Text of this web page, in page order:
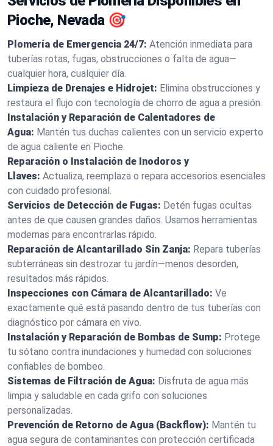
Pioche, Nevada 🎯
Plomería de Emergencia 24/7: Atención inmediata para
tuberías rotas, fugas, obstrucciones o falta de agua—
cualquier hora, cualquier día.
Limpieza de Drenajes e Hidrojet: Elimina obstrucciones y
restaura el flujo con tecnología de chorro de agua a presión.
Instalación y Reparación de Calentadores de
Agua: Mantén tus duchas calientes con un servicio experto
de agua caliente en Pioche.
Reparación o Instalación de Inodoros y
Llaves: Actualiza, reemplaza o repara accesorios esenciales
con cuidado profesional.
Servicios de Detección de Fugas: Detén fugas ocultas
antes de que causen grandes daños. Usamos herramientas
modernas para encontrarlas rápido.
Reparación de Alcantarillado Sin Zanja: Repara tuberías
subterráneas sin destrozar tu jardín—menos desorden,
resultados más rápidos.
Inspecciones con Cámara de Alcantarillado: Ve
exactamente qué está pasando dentro de tus tuberías con
diagnóstico por cámara en vivo.
Instalación y Reparación de Bombas de Sump: Protege
tu sótano contra inundaciones y humedad con soluciones
confiables de bombeo.
Sistemas de Filtración de Agua: Disfruta de agua más
limpia y saludable en cada grifo con soluciones
personalizadas.
Prevención de Retorno de Agua (Backflow): Mantén tu
agua segura de contaminantes con protección certificada